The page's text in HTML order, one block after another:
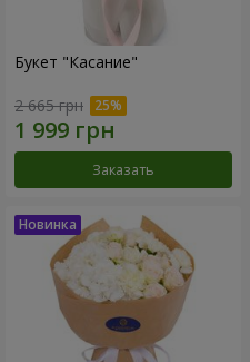
Букет "Касание"
2 665 грн
Заказать